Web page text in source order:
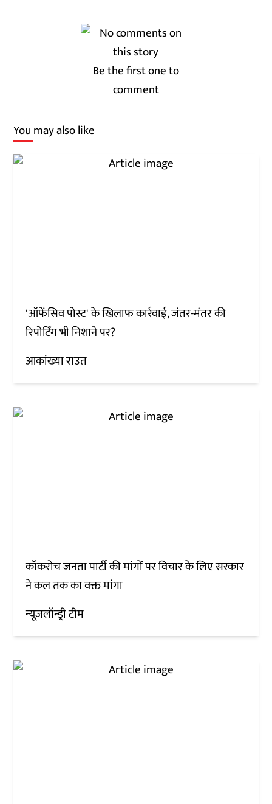
Be the first one to
comment
You may also like
'ऑफेंसिव पोस्ट' के खिलाफ कार्रवाई, जंतर-मंतर की
रिपोर्टिंग भी निशाने पर?
आकांख्या राउत
कॉकरोच जनता पार्टी की मांगों पर विचार के लिए सरकार
ने कल तक का वक्त मांगा
न्यूज़लॉन्ड्री टीम